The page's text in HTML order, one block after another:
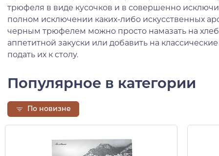
трюфеля в виде кусочков и в совершенно
полном исключении каких-либо искусственных
черным трюфелем можно просто намазать на
аппетитной закуски или добавить на
подать их к столу.
Популярное в категории
По новизне